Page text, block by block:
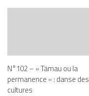
N°102 – « Tämau ou la
permanence » : danse des
cultures